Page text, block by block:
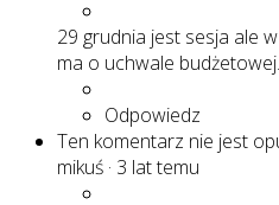
29 grudnia jest sesja ale
ma o uchwale budżetowej.
Odpowiedz
Ten komentarz nie jest
mikuś · 3 lat temu